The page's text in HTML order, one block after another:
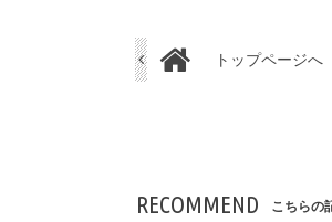
トップページへ
RECOMMEND こちらの